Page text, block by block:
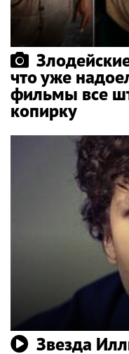
что уже
фильмы все
копирку
Звезда